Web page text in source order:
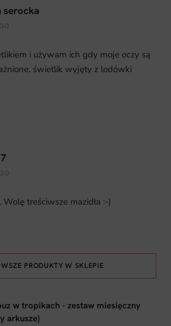
serocka
i używam ich gdy moje oczy są
świetlik wyjęty z lodówki
treściwsze mazidła :-)
PRODUKTY W SKLEPIE
w tropikach - zestaw miesięczny
arkusze)